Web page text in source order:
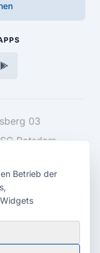
dieMedienagentur
Betrieb der